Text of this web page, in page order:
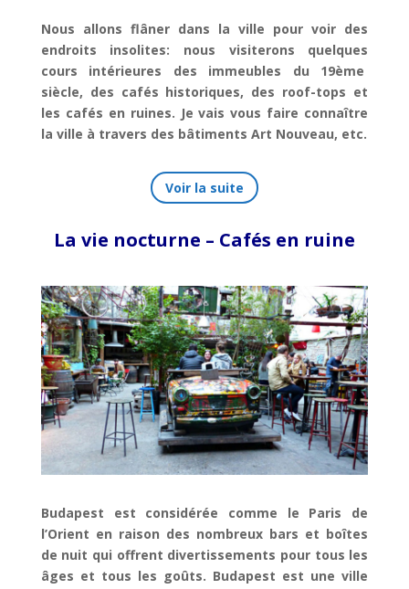
Nous allons flâner dans la ville pour voir des
endroits insolites: nous visiterons quelques
cours intérieures des immeubles du 19ème
siècle, des cafés historiques, des roof-tops et
les cafés en ruines. Je vais vous faire connaître
la ville à travers des bâtiments Art Nouveau, etc.
Voir la suite
La vie nocturne – Cafés en ruine
Budapest est considérée comme le Paris de
l’Orient en raison des nombreux bars et boîtes
de nuit qui offrent divertissements pour tous les
âges et tous les goûts. Budapest est une ville